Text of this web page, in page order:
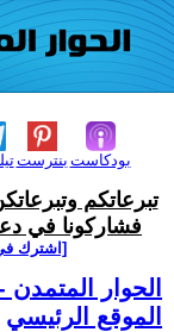
بنترست بودكاست
تبرعاتكم
فشاركونا في
[اشترك
الحوار المتمدن
الموقع الرئيسي